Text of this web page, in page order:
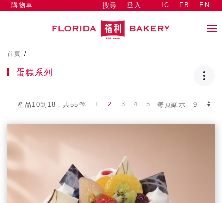
搜尋 登入
購物車 IG FB EN
首頁 /
蛋糕系列
產品10到18，共55件 每頁顯示
1 2 3 4 5